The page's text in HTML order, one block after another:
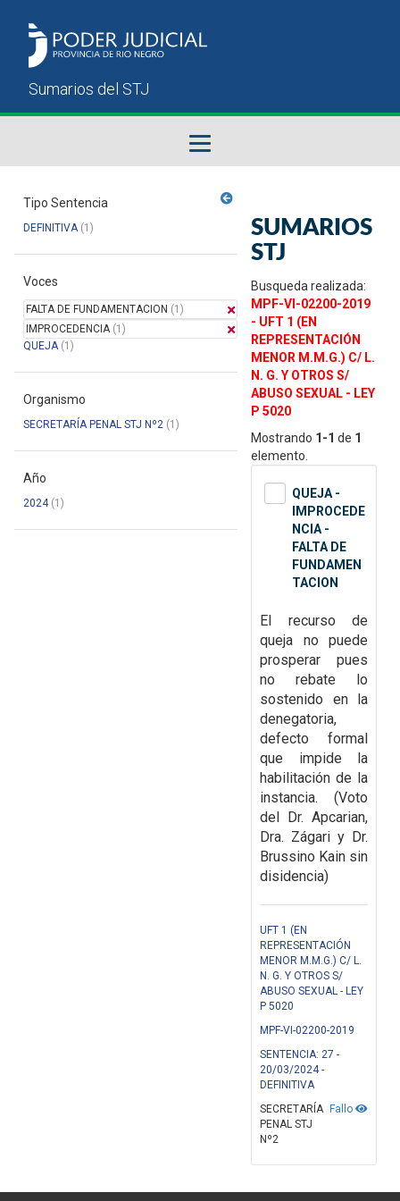
Sumarios del STJ
Manual del Usuario
Tipo Sentencia
DEFINITIVA(1)
Voces
FALTA DE FUNDAMENTACION (1)
IMPROCEDENCIA(1)
QUEJA(1)
Organismo
SECRETARÍA PENAL STJ Nº2 (1)
Año
2024(1)
SUMARIOS
STJ
Busqueda realizada:
MPF-VI-02200-2019
- UFT 1 (EN
REPRESENTACIÓN
MENOR M.M.G.) C/ L.
N. G. Y OTROS S/
ABUSO SEXUAL - LEY
P 5020
Mostrando 1-1 de 1
elemento.
QUEJA -
IMPROCEDE
NCIA -
FALTA DE
FUNDAMEN
TACION
El recurso de
queja no puede
prosperar pues
no rebate lo
sostenido en la
denegatoria,
defecto formal
que impide la
habilitación de la
instancia. (Voto
del Dr. Apcarian,
Dra. Zágari y Dr.
Brussino Kain sin
disidencia)
UFT 1 (EN
REPRESENTACIÓN
MENOR M.M.G.) C/ L.
N. G. Y OTROS S/
ABUSO SEXUAL - LEY
P 5020
MPF-VI-02200-2019
SENTENCIA: 27 -
20/03/2024 -
DEFINITIVA
Fallo
SECRETARÍA
PENAL STJ
Nº2